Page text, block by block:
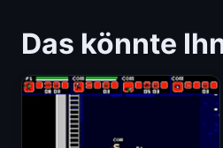
Das könnte